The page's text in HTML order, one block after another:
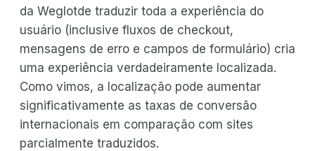
da Weglotde traduzir toda a experiência do
usuário (inclusive fluxos de checkout,
mensagens de erro e campos de formulário) cria
uma experiência verdadeiramente localizada.
Como vimos, a localização pode aumentar
significativamente as taxas de conversão
internacionais em comparação com sites
parcialmente traduzidos.